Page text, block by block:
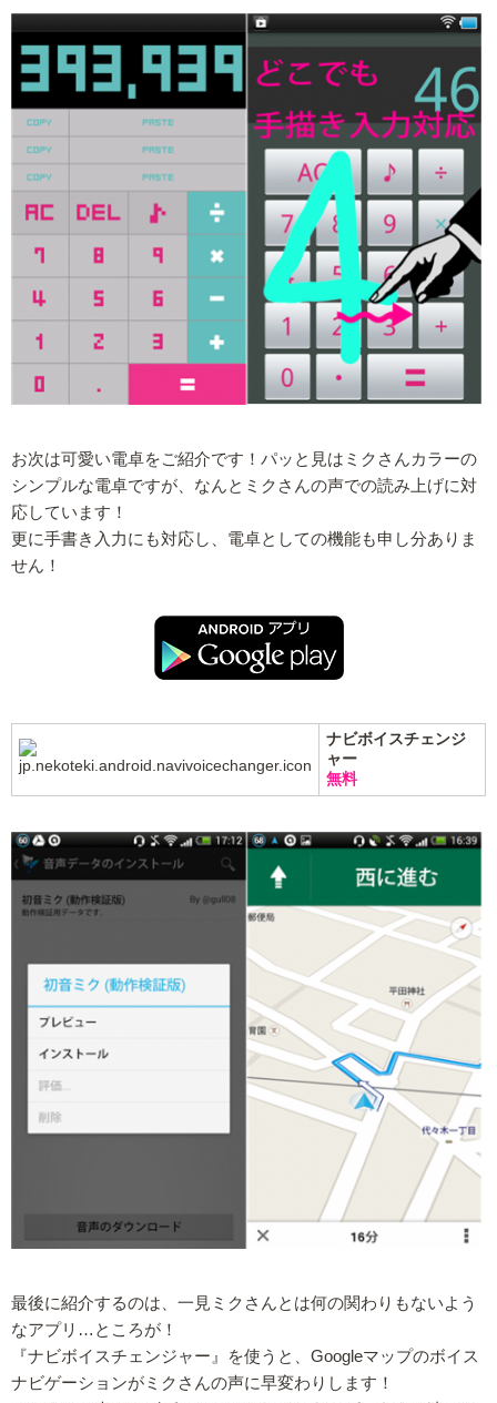
お次は可愛い電卓をご紹介です！パッと見はミクさんカラーの
シンプルな電卓ですが、なんとミクさんの声での読み上げに対
応しています！
更に手書き入力にも対応し、電卓としての機能も申し分ありま
せん！
ナビボイスチェンジ
ャー
無料
最後に紹介するのは、一見ミクさんとは何の関わりもないよう
なアプリ…ところが！
『ナビボイスチェンジャー』を使うと、Googleマップのボイス
ナビゲーションがミクさんの声に早変わりします！